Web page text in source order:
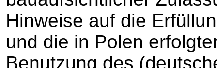
Hinweise auf die
und die in Polen
Benutzung des